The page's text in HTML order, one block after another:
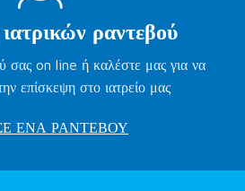
ραντεβού
σας on line ή καλέστε μας για να
επίσκεψη στο ιατρείο μας
ΕΝΑ ΡΑΝΤΕΒΟΥ